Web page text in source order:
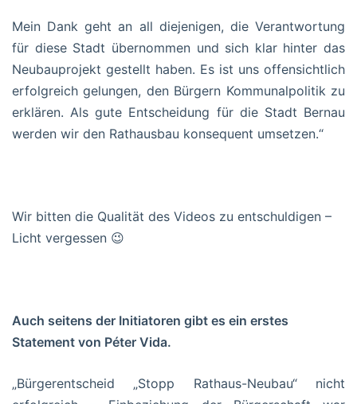
Mein Dank geht an all diejenigen, die Verantwortung
für diese Stadt übernommen und sich klar hinter das
Neubauprojekt gestellt haben. Es ist uns offensichtlich
erfolgreich gelungen, den Bürgern Kommunalpolitik zu
erklären. Als gute Entscheidung für die Stadt Bernau
werden wir den Rathausbau konsequent umsetzen.“
Wir bitten die Qualität des Videos zu entschuldigen –
Licht vergessen 😉
Auch seitens der Initiatoren gibt es ein erstes
Statement von Péter Vida.
„Bürgerentscheid „Stopp Rathaus-Neubau“ nicht